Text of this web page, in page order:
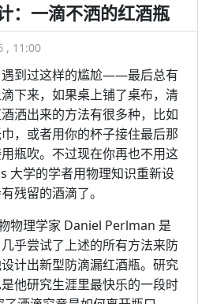
：一滴不洒的红酒瓶
, 11:00
遇到过这样的尴尬——最后总有
下来，如果桌上铺了桌布，清
洒出来的方法有很多种，比如
，或者用你的杯子接住最后那
瓶吹。不过现在你再也不用这
大学的学者用物理知识重新设
残留的酒滴了。
物理学家 Daniel Perlman 是
乎尝试了上述的所有方法来防
计出新型防滴漏红酒瓶。研究
他研究生涯里最快乐的一段时